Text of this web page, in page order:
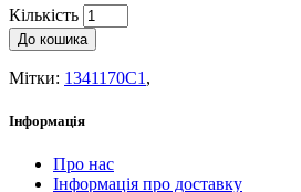
Кількість
До кошика
Мітки: 1341170C1 ,
Інформація
Про нас
Інформація про доставку